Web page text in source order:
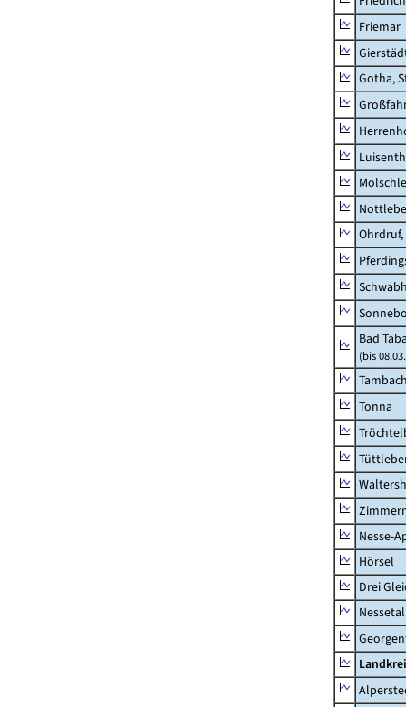
Friemar
Gotha,
Bad
(bis
Tonna
Nesse-
Hörsel
Drei
Nessetal